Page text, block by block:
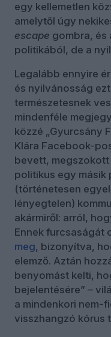
egy kellemetlen
amelytől úgy
escape gombra, és
politikából, de a
Legalább ennyire
és nyilvánosság
természetesnek
mindenféle
közzé „Gyurcsány
Klára Facebook-
bevett,
politikus egy másik
(történetesen
lényegtelen)
akármiről: arról,
Ennek furcsaságát
meg, bizonyítva,
elemző. Aztán
benyomást kelti,
bejelentésére” –
a mindenkori nem-
visszhangzó kórus